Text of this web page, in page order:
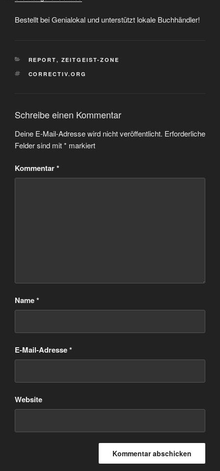
Bestellt bei Genialokal und unterstützt lokale Buchhändler!
KATEGORIEN
REPORT, ZEITGEIST-ZONE
SCHLAGWÖRTER
CORRECTIV.ORG
Schreibe einen Kommentar
Deine E-Mail-Adresse wird nicht veröffentlicht. Erforderliche
Felder sind mit* markiert
Kommentar*
Name*
E-Mail-Adresse*
Website